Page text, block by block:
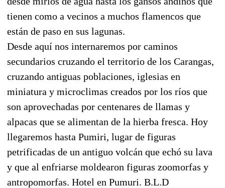
tienen como a vecinos a muchos flamencos que
están de paso en sus lagunas.
Desde aquí nos internaremos por caminos
secundarios cruzando el territorio de los Carangas,
cruzando antiguas poblaciones, iglesias en
miniatura y microclimas creados por los ríos que
son aprovechadas por centenares de llamas y
alpacas que se alimentan de la hierba fresca. Hoy
llegaremos hasta Pumiri, lugar de figuras
petrificadas de un antiguo volcán que echó su lava
y que al enfriarse moldearon figuras zoomorfas y
antropomorfas. Hotel en Pumuri. B.L.D